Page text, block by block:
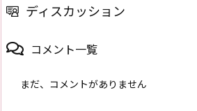
ディスカッション
コメント一覧
まだ、コメントがありません